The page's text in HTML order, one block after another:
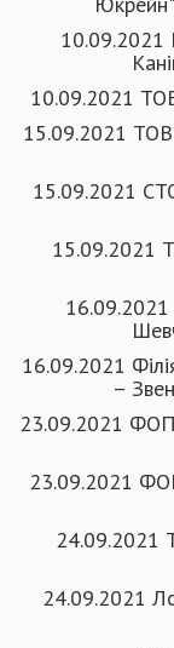
10.09.2021
10.09.2021
15.09.2021 ТОВ
15.09.2021
15.09.2021
16.09.2021
–
23.09.2021
23.09.2021
24.09.2021
24.09.2021